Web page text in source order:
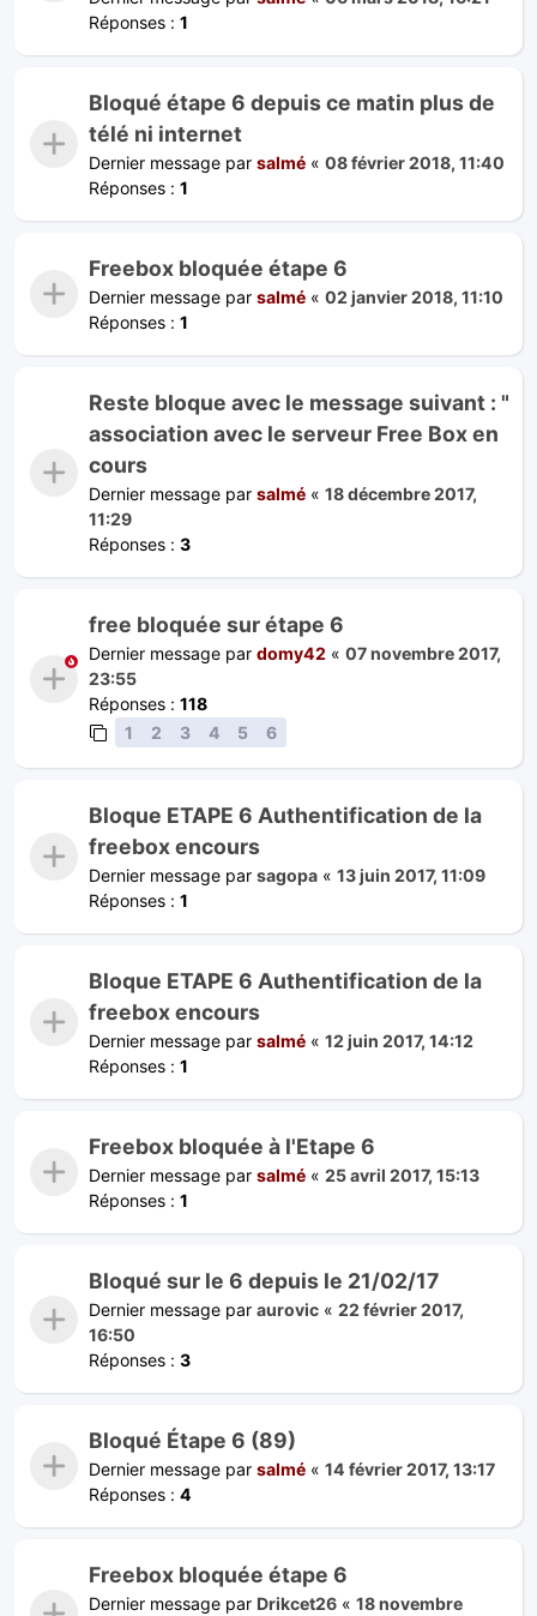
Réponses : 1
Bloqué étape 6 depuis ce matin plus de
télé ni internet
Dernier message par salmé « 08 février 2018, 11:40
Réponses : 1
Freebox bloquée étape 6
Dernier message par salmé « 02 janvier 2018, 11:10
Réponses : 1
Reste bloque avec le message suivant : "
association avec le serveur Free Box en
cours
Dernier message par salmé « 18 décembre 2017,
11:29
Réponses : 3
free bloquée sur étape 6
Dernier message par domy42 « 07 novembre 2017,
23:55
Réponses : 118
1
2 3 4 5 6
Bloque ETAPE 6 Authentification de la
freebox encours
Dernier message par sagopa « 13 juin 2017, 11:09
Réponses : 1
Bloque ETAPE 6 Authentification de la
freebox encours
Dernier message par salmé « 12 juin 2017, 14:12
Réponses : 1
Freebox bloquée à l'Etape 6
Dernier message par salmé « 25 avril 2017, 15:13
Réponses : 1
Bloqué sur le 6 depuis le 21/02/17
Dernier message par aurovic « 22 février 2017,
16:50
Réponses : 3
Bloqué Étape 6 (89)
Dernier message par salmé « 14 février 2017, 13:17
Réponses : 4
Freebox bloquée étape 6
Dernier message par Drikcet26 « 18 novembre